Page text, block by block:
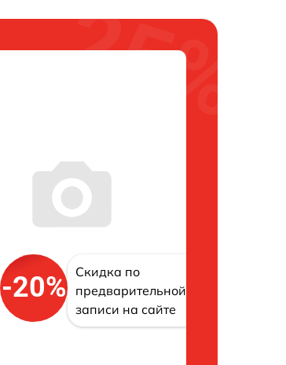
-20%
Скидка по
предварительной
записи на сайте